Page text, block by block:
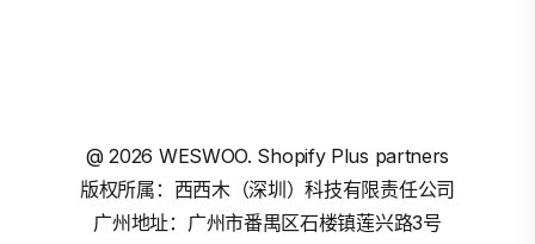
@2026 WESWOO. Shopify Plus partners
版权所属：西西木（深圳）科技有限责任公司
广州地址：广州市番禺区石楼镇莲兴路3号